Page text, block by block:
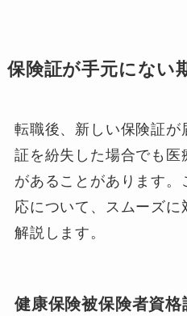
保険証が手元にない
転職後、新しい保険証が
証を紛失した場合でも
があることがあります
応について、スムーズに
解説します。
健康保険被保険者資格